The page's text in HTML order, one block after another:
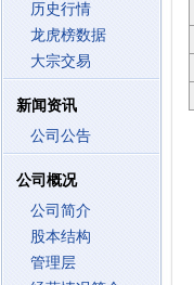
历史行情
龙虎榜数据
大宗交易
新闻资讯
公司公告
公司概况
公司简介
股本结构
管理层